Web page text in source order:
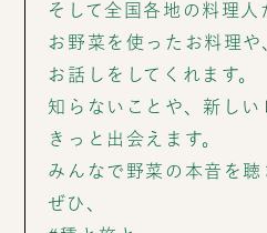
そして全国各地の料理人
お野菜を使ったお料理や
お話しをしてくれます。
知らないことや、新しい
きっと出会えます。
みんなで野菜の本音を聴
ぜひ、